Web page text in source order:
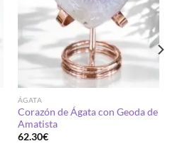
ÁGATA
Corazón de Ágata con Geoda de
Amatista
62.30€